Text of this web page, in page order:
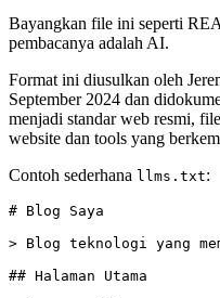
Bayangkan file ini seperti
pembacanya adalah AI.
Format ini diusulkan oleh
September 2024 dan
menjadi standar web resmi,
website dan tools yang
Contoh sederhana llms.txt:
>